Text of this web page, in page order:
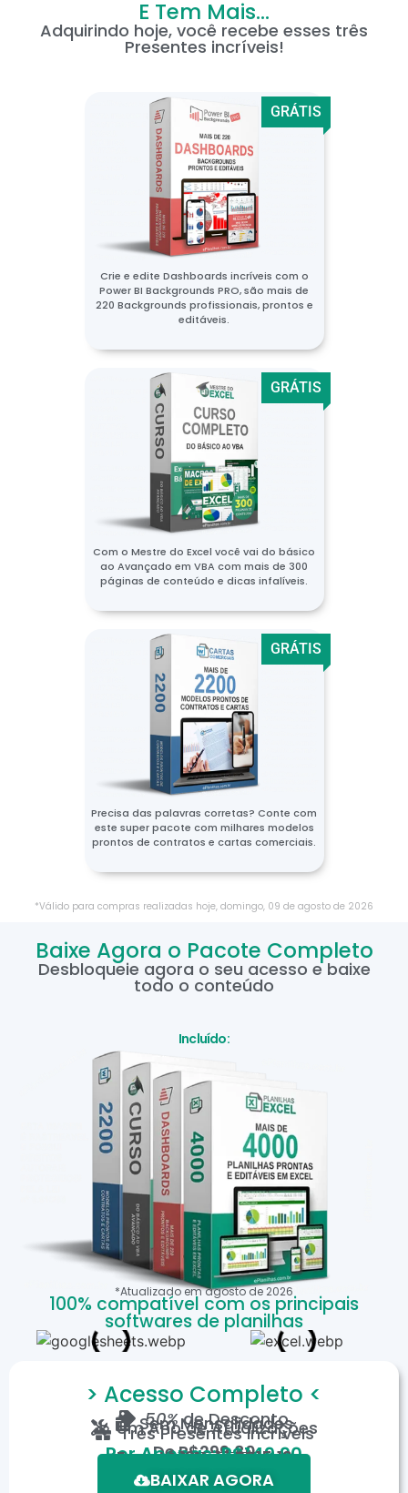
E Tem Mais...
Adquirindo hoje, você recebe esses três
Presentes incríveis!
GRÁTIS
Crie e edite Dashboards incríveis com o
Power BI Backgrounds PRO, são mais de
220 Backgrounds profissionais, prontos e
editáveis.
GRÁTIS
Com o Mestre do Excel você vai do básico
ao Avançado em VBA com mais de 300
páginas de conteúdo e dicas infalíveis.
GRÁTIS
Precisa das palavras corretas? Conte com
este super pacote com milhares modelos
prontos de contratos e cartas comerciais.
*Válido para compras realizadas hoje, domingo, 09 de agosto de 2026
Baixe Agora o Pacote Completo
Desbloqueie agora o seu acesso e baixe
todo o conteúdo
Incluído:
*Atualizado emagostode 2026
100% compatível com os principais
softwares de planilhas
> Acesso Completo <
50%de Desconto
Sem Mensalidades
Um Ano de Atualizações
Três Presentes Incríveis
DeR$299,80
Por Apenas: R$149,90
Em até 12X de R$15,19
*Oferta válida por tempo limitado.
BAIXAR AGORA